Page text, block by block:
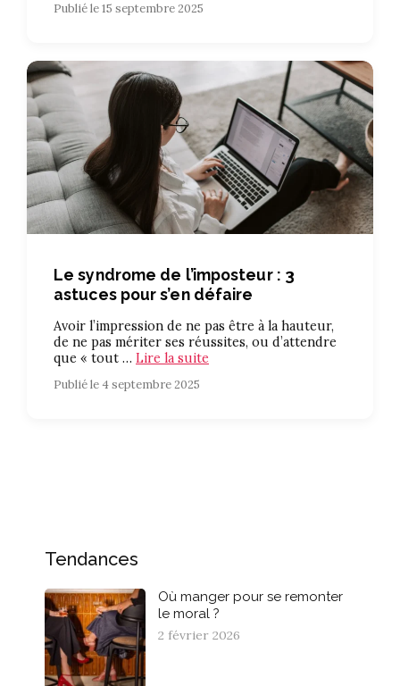
Publié le 15 septembre 2025
Le syndrome de l’imposteur : 3
astuces pour s’en défaire
Avoir l’impression de ne pas être à la hauteur,
de ne pas mériter ses réussites, ou d’attendre
que « tout … Lire la suite
Publié le 4 septembre 2025
Tendances
Où manger pour se remonter
le moral ?
2 février 2026